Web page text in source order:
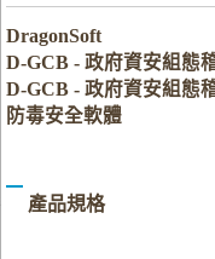
DragonSoft
D-GCB - 政府資安組態
D-GCB - 政府資安組態
防毒安全軟體
產品規格